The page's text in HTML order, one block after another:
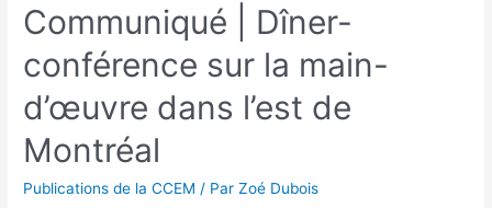
Communiqué | Dîner-
conférence sur la main-
d’œuvre dans l’est de
Montréal
Publications de la CCEM / ParZoé Dubois